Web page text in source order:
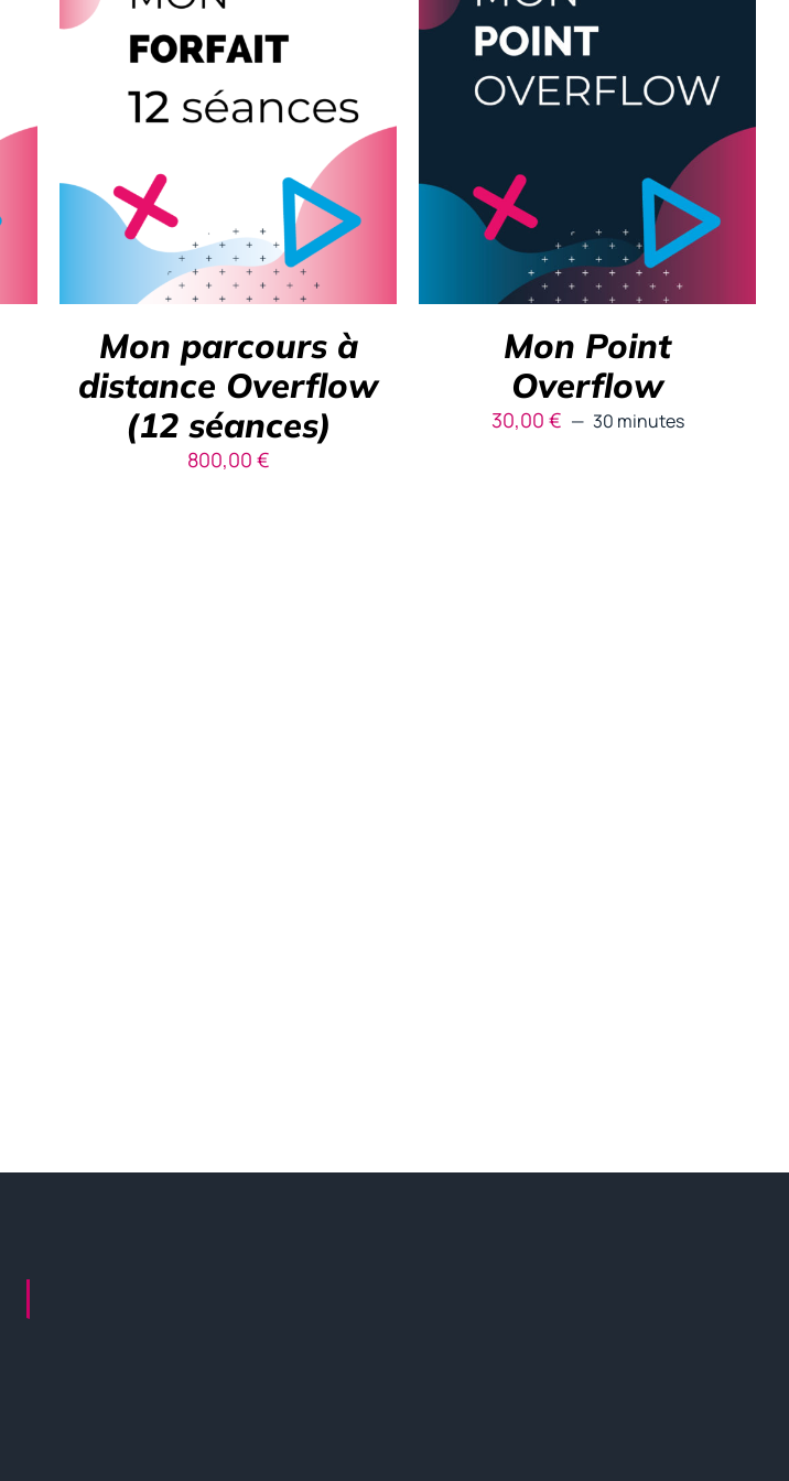
Mon parcours à
distance Overflow
(12 séances)
800,00 €
RÉSERVER / DÉTAILS
Mon Point
Overflow
30,00 € 30 minutes